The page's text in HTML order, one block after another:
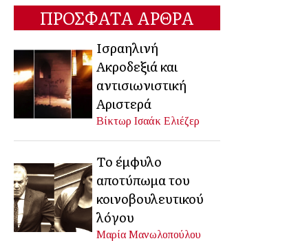
ΠΡΟΣΦΑΤΑ ΑΡΘΡΑ
Ισραηλινή
Ακροδεξιά και
αντισιωνιστική
Αριστερά
Βίκτωρ Ισαάκ Ελιέζερ
Το έμφυλο
αποτύπωμα του
κοινοβουλευτικού
λόγου
Μαρία Μανωλοπούλου